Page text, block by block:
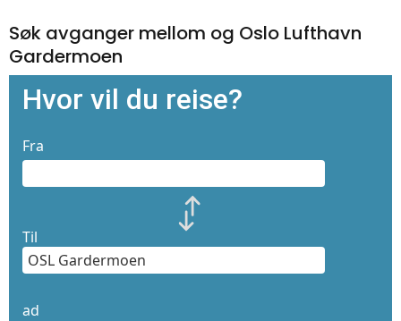
Søk avganger mellom og Oslo Lufthavn
Gardermoen
Hvor vil du reise?
Fra
Til
ad